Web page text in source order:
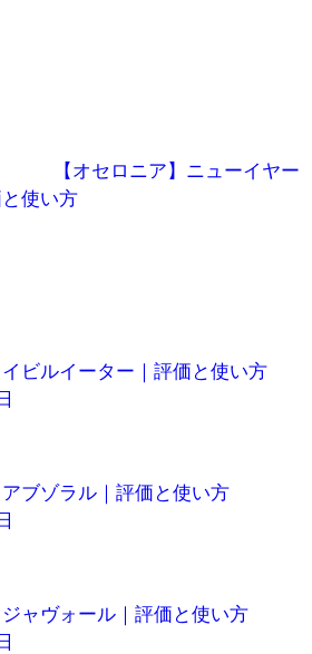
【オセロニア】ニューイヤー
使い方
イビルイーター｜評価と使い方
アブゾラル｜評価と使い方
ジャヴォール｜評価と使い方